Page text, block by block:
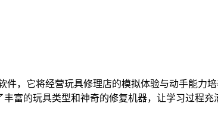
件，它将经营玩具修理店的模拟体验与动手能力
富的玩具类型和神奇的修复机器，让学习过程充